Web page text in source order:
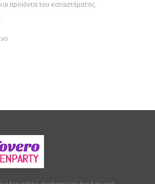
προϊόντα του καταστήματος.